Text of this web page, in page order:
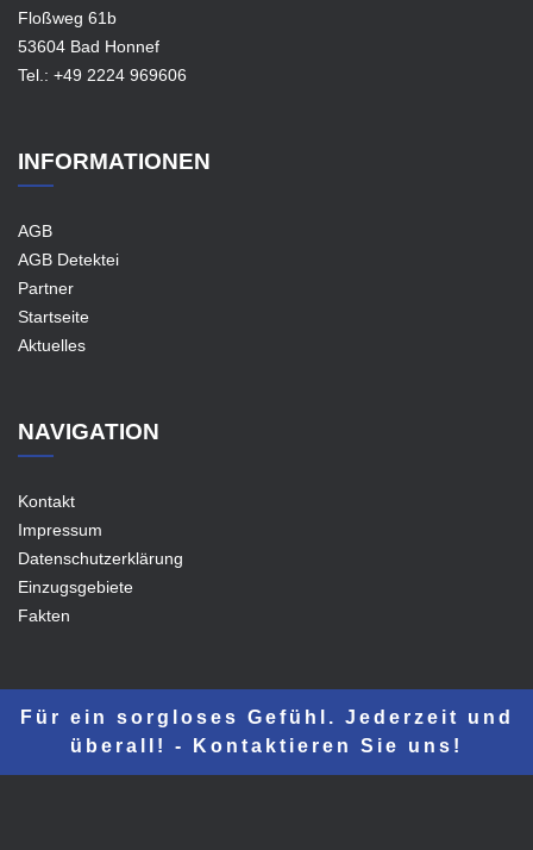
Floßweg 61b
53604 Bad Honnef
Tel.: +49 2224 969606
INFORMATIONEN
AGB
AGB Detektei
Partner
Startseite
Aktuelles
NAVIGATION
Kontakt
Impressum
Datenschutzerklärung
Einzugsgebiete
Fakten
Für ein sorgloses Gefühl. Jederzeit und
überall! - Kontaktieren Sie uns!